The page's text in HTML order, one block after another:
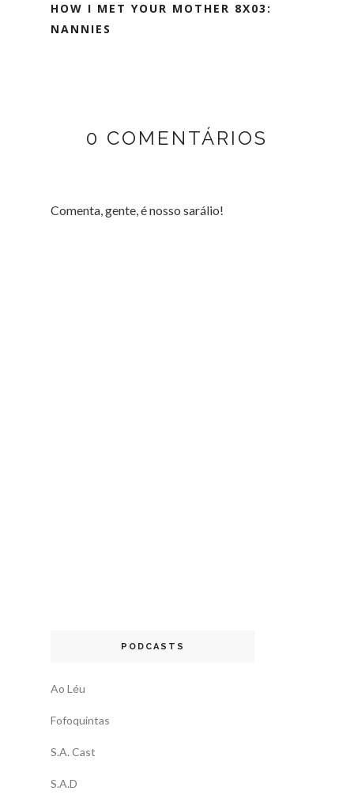
HOW I MET YOUR MOTHER 8X03:
NANNIES
0 COMENTÁRIOS
Comenta, gente, é nosso sarálio!
PODCASTS
Ao Léu
Fofoquintas
S.A. Cast
S.A.D